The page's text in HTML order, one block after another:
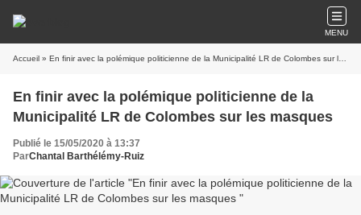
MENU
Accueil » En finir avec la polémique politicienne de la Municipalité LR de Colombes sur les masques
En finir avec la polémique politicienne de la
Municipalité LR de Colombes sur les masques
Publié le 15/05/2020 à 13:37
Par​​​​​​​Chantal Barthélémy-Ruiz